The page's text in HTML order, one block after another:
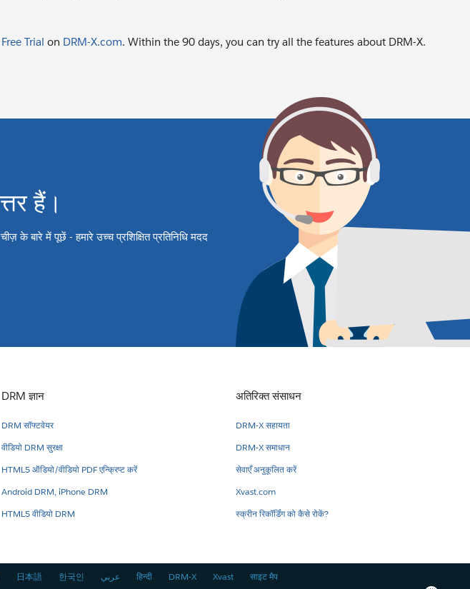
Trial on DRM-X.com. Within the 90 days, you can try all the features about DRM-X.
हैं।
के बारे में पूछें - हमारे उच्च प्रशिक्षित प्रतिनिधि मदद
DRM ज्ञान
DRM सॉफ्टवेयर
वीडियो DRM सुरक्षा
HTML5 ऑडियो/वीडियो PDF एन्क्रिप्ट करें
Android DRM, iPhone DRM
HTML5 वीडियो DRM
अतिरिक्त संसाधन
DRM-X सहायता
DRM-X समाधान
सेवाएँ अनुकूलित करें
Xvast.com
स्क्रीन रिकॉर्डिंग को कैसे रोकें?
日本語 한국인 عربي हिन्दी DRM-X Xvast साइट मैप